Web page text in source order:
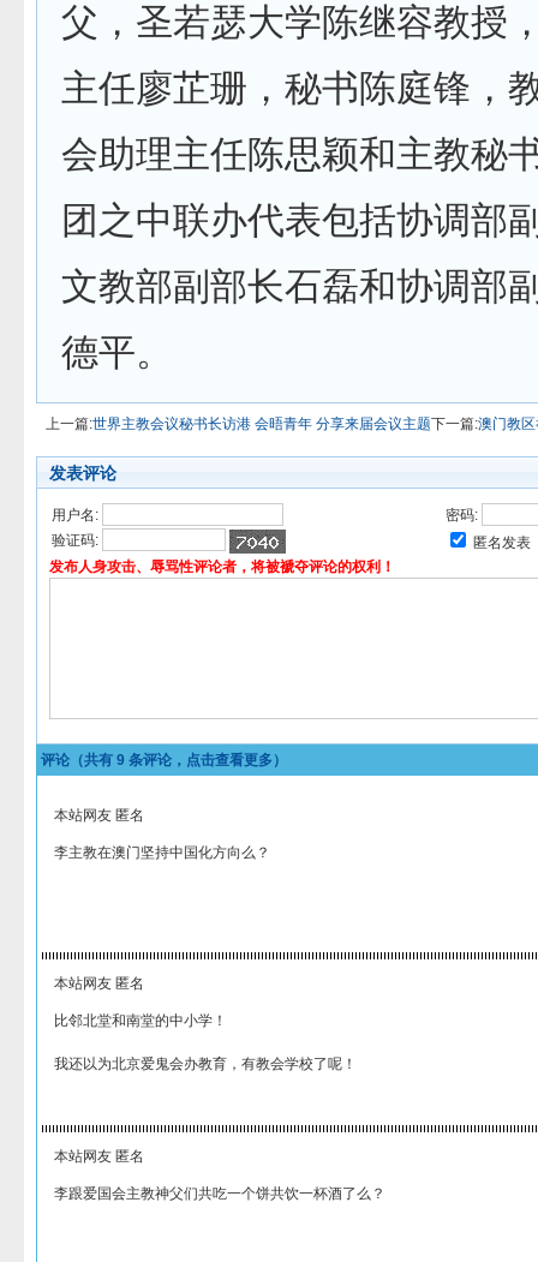
父，圣若瑟大学陈继容教授
主任廖芷珊，秘书陈庭锋，
会助理主任陈思颖和主教秘
团之中联办代表包括协调部
文教部副部长石磊和协调部
德平。
上一篇:世界主教会议秘书长访港 会晤青年 分享来届会议主题下一篇:澳门教
发表评论
用户名:
密码:
验证码:
匿名发表
发布人身攻击、辱骂性评论者，将被褫夺评论的权利！
评论（共有 9 条评论，点击查看更多）
本站网友 匿名
李主教在澳门坚持中国化方向么？
本站网友 匿名
比邻北堂和南堂的中小学！
我还以为北京爱鬼会办教育，有教会学校了呢！
本站网友 匿名
李跟爱国会主教神父们共吃一个饼共饮一杯酒了么？